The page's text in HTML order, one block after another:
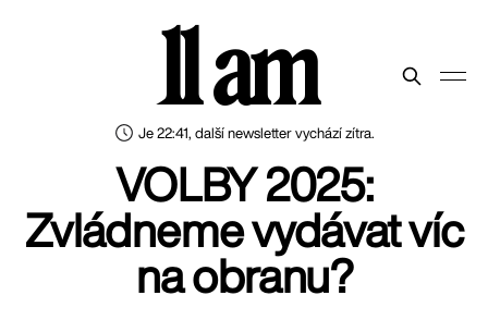
Je 22:41, další newsletter vychází zítra.
11 am
VOLBY 2025:
Zvládneme vydávat víc
na obranu?